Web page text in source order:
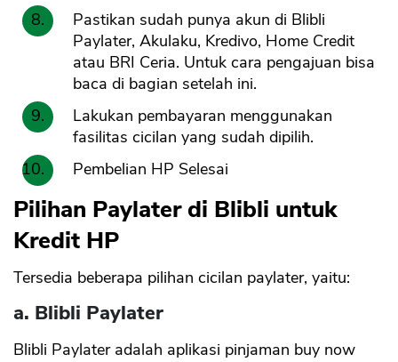
Pastikan sudah punya akun di Blibli
Paylater, Akulaku, Kredivo, Home Credit
atau BRI Ceria. Untuk cara pengajuan bisa
baca di bagian setelah ini.
Lakukan pembayaran menggunakan
fasilitas cicilan yang sudah dipilih.
Pembelian HP Selesai
Pilihan Paylater di Blibli untuk
Kredit HP
Tersedia beberapa pilihan cicilan paylater, yaitu:
a. Blibli Paylater
Blibli Paylater adalah aplikasi pinjaman buy now